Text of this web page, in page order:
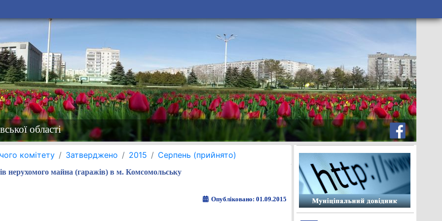
області
комітету Затверджено 2015 Серпень (прийнято)
нерухомого майна (гаражів) в м. Комсомольську
Опубліковано: 01.09.2015